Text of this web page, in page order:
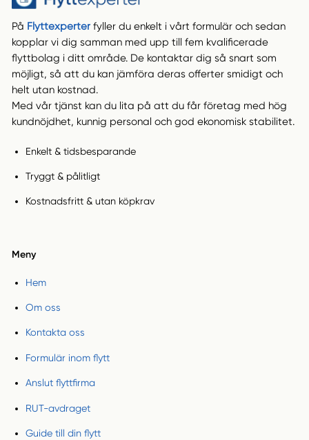
På Flyttexperterfyller du enkelt i vårt formulär och sedan
kopplar vi dig samman med upp till fem kvalificerade
flyttbolag i ditt område. De kontaktar dig så snart som
möjligt, så att du kan jämföra deras offerter smidigt och
helt utan kostnad.
Med vår tjänst kan du lita på att du får företag med hög
kundnöjdhet, kunnig personal och god ekonomisk stabilitet.
Enkelt & tidsbesparande
Tryggt & pålitligt
Kostnadsfritt & utan köpkrav
Meny
Hem
Om oss
Kontakta oss
Formulär inom flytt
Anslut flyttfirma
RUT-avdraget
Guide till din flytt